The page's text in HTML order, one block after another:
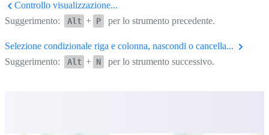
Controllo visualizzazione...
Suggerimento:
Alt + P per lo strumento precedente.
Selezione condizionale riga e colonna, nascondi o cancella...
Suggerimento:
Alt + N per lo strumento successivo.